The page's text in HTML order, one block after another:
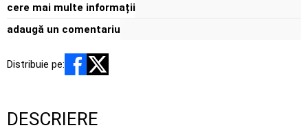
cere mai multe informații
adaugă un comentariu
Distribuie pe:
DESCRIERE